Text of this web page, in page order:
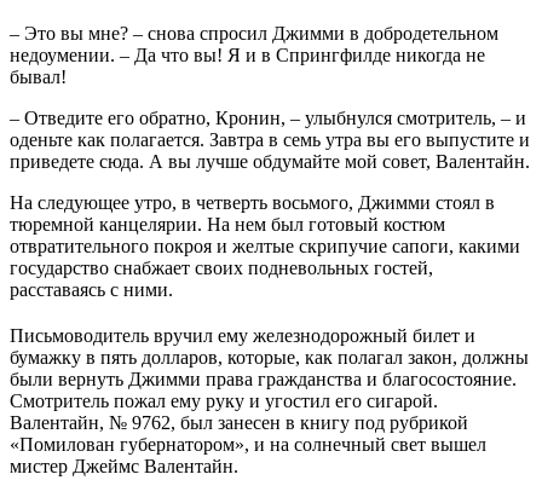
– Это вы мне? – снова спросил Джимми в добродетельном
недоумении. – Да что вы! Я и в Спрингфилде никогда не
бывал!
– Отведите его обратно, Кронин, – улыбнулся смотритель, – и
оденьте как полагается. Завтра в семь утра вы его выпустите и
приведете сюда. А вы лучше обдумайте мой совет, Валентайн.
На следующее утро, в четверть восьмого, Джимми стоял в
тюремной канцелярии. На нем был готовый костюм
отвратительного покроя и желтые скрипучие сапоги, какими
государство снабжает своих подневольных гостей,
расставаясь с ними.
Письмоводитель вручил ему железнодорожный билет и
бумажку в пять долларов, которые, как полагал закон, должны
были вернуть Джимми права гражданства и благосостояние.
Смотритель пожал ему руку и угостил его сигарой.
Валентайн, № 9762, был занесен в книгу под рубрикой
«Помилован губернатором», и на солнечный свет вышел
мистер Джеймс Валентайн.